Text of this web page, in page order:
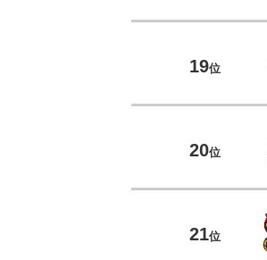
19位
20位
21位